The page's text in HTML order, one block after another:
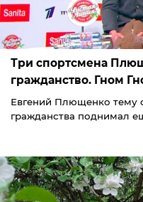
Три спортсмена
гражданство. Гном
Евгений Плющенко тему
гражданства поднимал